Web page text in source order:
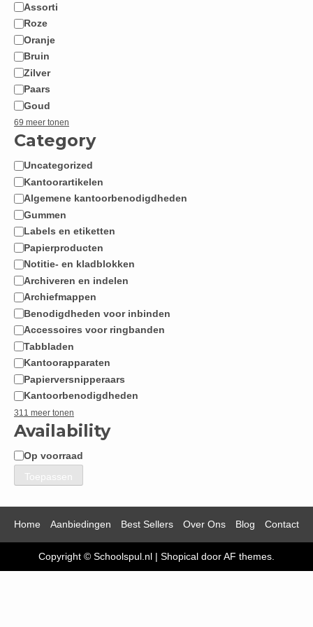
Assorti
Roze
Oranje
Bruin
Zilver
Paars
Goud
69 meer tonen
Category
Categorie
Uncategorized
Kantoorartikelen
Algemene kantoorbenodigdheden
Gummen
Labels en etiketten
Papierproducten
Notitie- en kladblokken
Archiveren en indelen
Archiefmappen
Benodigdheden voor inbinden
Accessoires voor ringbanden
Tabbladen
Kantoorapparaten
Papierversnipperaars
Kantoorbenodigdheden
311 meer tonen
Availability
Beschikbaarheid
Op voorraad
Toepassen
Home Aanbiedingen Best Sellers Over Ons Blog Contact
Copyright © Schoolspul.nl | Shopical door AF themes.